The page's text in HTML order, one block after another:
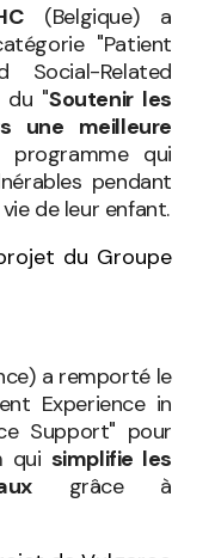
(Belgique) a
"Patient
Social-Related
du "Soutenir les
une meilleure
programme qui
pendant
de leur enfant.
du Groupe
a remporté le
Experience in
Support" pour
qui simplifie les
grâce à